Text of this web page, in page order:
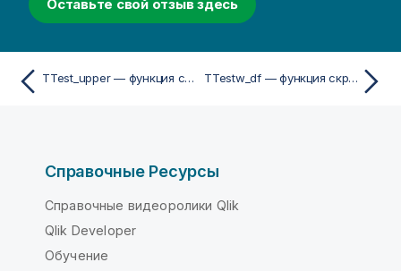
Оставьте свой отзыв здесь
TTest_upper — функция скриптa и диаграммы TTestw_df — функция скриптa и диаграммы
Справочные Ресурсы
Справочные видеоролики Qlik
Qlik Developer
Обучение